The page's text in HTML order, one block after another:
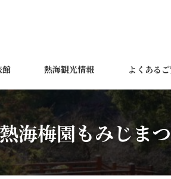
館 熱海観光情報 よくある
海梅園もみじま